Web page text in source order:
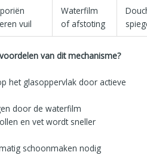
vuil
Waterfilm
of afstoting
van dit mechanisme?
het glasoppervlak door actieve
door de waterfilm
en vet wordt sneller
schoonmaken nodig